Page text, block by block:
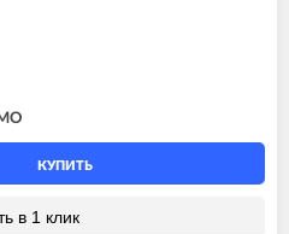
КУПИТЬ
в 1 клик